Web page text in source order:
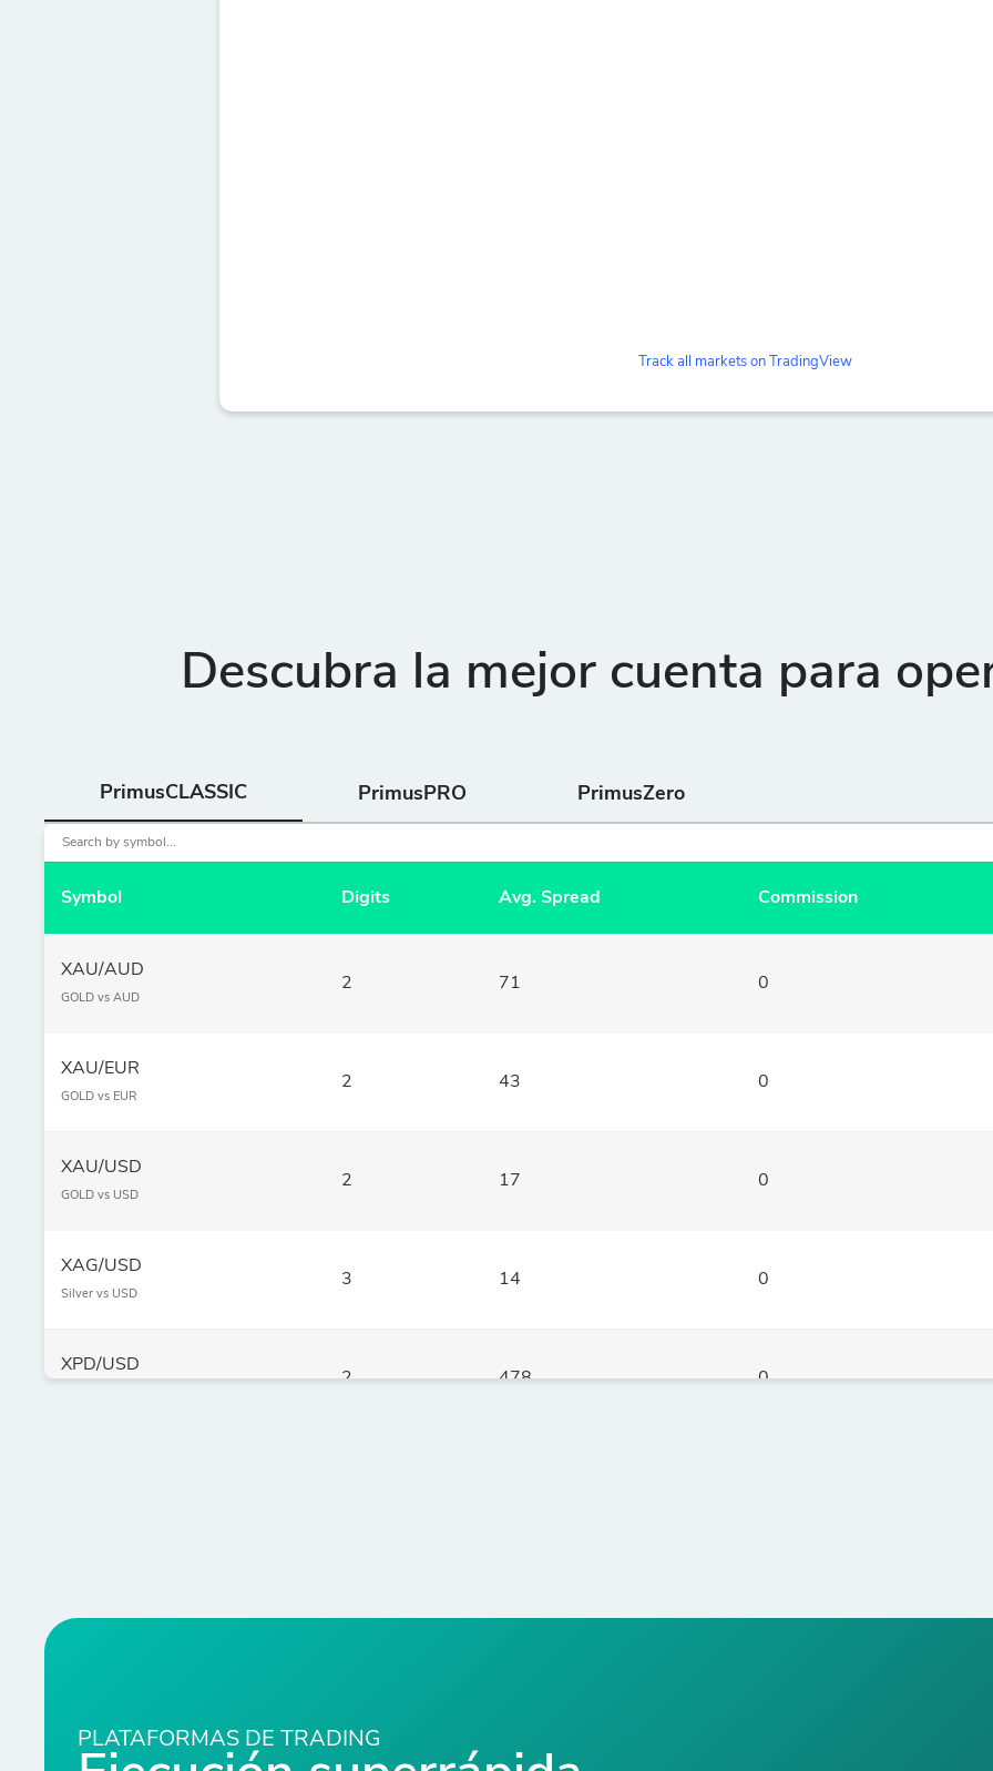
Track all markets on TradingView
Descubra la mejor cuenta para
PrimusCLASSIC PrimusPRO PrimusZero
Symbol Digits Avg. Spread Commission
XAU/AUD
GOLD vs AUD
2 71 0
XAU/EUR
GOLD vs EUR
2 43 0
XAU/USD
GOLD vs USD
2 17 0
XAG/USD
Silver vs USD
3 14 0
XPD/USD
2 478 0
ZINC
PLATAFORMAS DE TRADING